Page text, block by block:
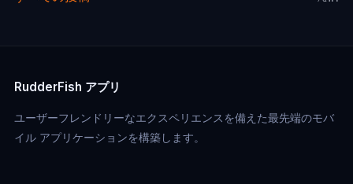
RudderFish アプリ
ユーザーフレンドリーなエクスペリエンスを備えた最先端のモバ
イル アプリケーションを構築します。